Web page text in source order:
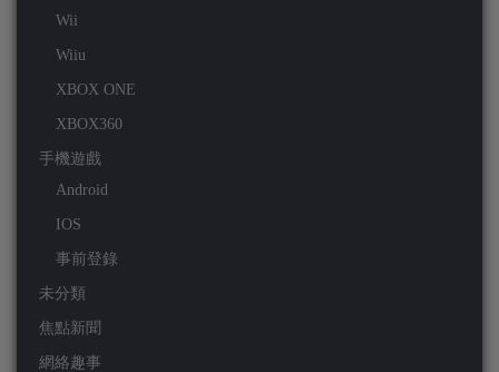
Wii
Wiiu
XBOX ONE
XBOX360
手機遊戲
Android
IOS
事前登錄
未分類
焦點新聞
網絡趣事